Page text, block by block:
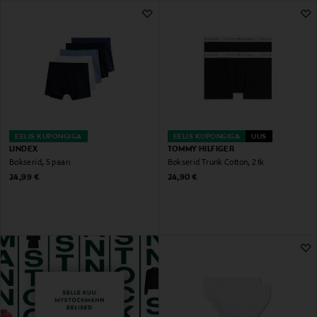
EELIS KUPONGIGA
LINDEX
Bokserid, 5 paari
Original Price
24,99 €
EELIS KUPONGIGA UUS
TOMMY HILFIGER
Bokserid Trunk Cotton, 2 tk
Original Price
24,90 €